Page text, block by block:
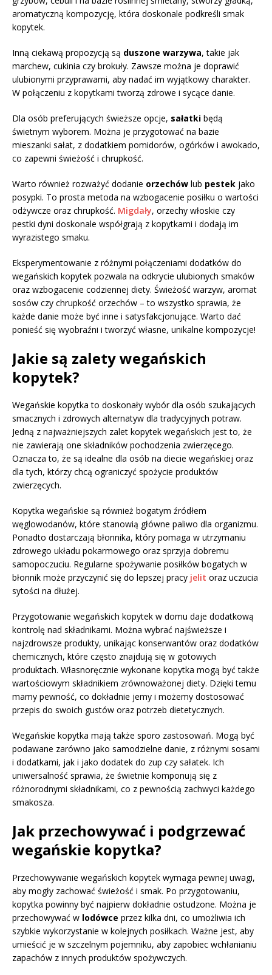
aromatyczną kompozycję, która doskonale podkreśli smak
kopytek.
Inną ciekawą propozycją są duszone warzywa, takie jak
marchew, cukinia czy brokuły. Zawsze można je doprawić
ulubionymi przyprawami, aby nadać im wyjątkowy charakter.
W połączeniu z kopytkami tworzą zdrowe i sycące danie.
Dla osób preferujących świeższe opcje, sałatki będą
świetnym wyborem. Można je przygotować na bazie
mieszanki sałat, z dodatkiem pomidorów, ogórków i awokado,
co zapewni świeżość i chrupkość.
Warto również rozważyć dodanie orzechów lub pestek jako
posypki. To prosta metoda na wzbogacenie posiłku o wartości
odżywcze oraz chrupkość. Migdały, orzechy włoskie czy
pestki dyni doskonale współgrają z kopytkami i dodają im
wyrazistego smaku.
Eksperymentowanie z różnymi połączeniami dodatków do
wegańskich kopytek pozwala na odkrycie ulubionych smaków
oraz wzbogacenie codziennej diety. Świeżość warzyw, aromat
sosów czy chrupkość orzechów – to wszystko sprawia, że
każde danie może być inne i satysfakcjonujące. Warto dać
ponieść się wyobraźni i tworzyć własne, unikalne kompozycje!
Jakie są zalety wegańskich
kopytek?
Wegańskie kopytka to doskonały wybór dla osób szukających
smacznych i zdrowych alternatyw dla tradycyjnych potraw.
Jedną z najważniejszych zalet kopytek wegańskich jest to, że
nie zawierają one składników pochodzenia zwierzęcego.
Oznacza to, że są idealne dla osób na diecie wegańskiej oraz
dla tych, którzy chcą ograniczyć spożycie produktów
zwierzęcych.
Kopytka wegańskie są również bogatym źródłem
węglowodanów, które stanowią główne paliwo dla organizmu.
Ponadto dostarczają błonnika, który pomaga w utrzymaniu
zdrowego układu pokarmowego oraz sprzyja dobremu
samopoczuciu. Regularne spożywanie posiłków bogatych w
błonnik może przyczynić się do lepszej pracy jelit oraz uczucia
sytości na dłużej.
Przygotowanie wegańskich kopytek w domu daje dodatkową
kontrolę nad składnikami. Można wybrać najświeższe i
najzdrowsze produkty, unikając konserwantów oraz dodatków
chemicznych, które często znajdują się w gotowych
produktach. Własnoręcznie wykonane kopytka mogą być także
wartościowym składnikiem zrównoważonej diety. Dzięki temu
mamy pewność, co dokładnie jemy i możemy dostosować
przepis do swoich gustów oraz potrzeb dietetycznych.
Wegańskie kopytka mają także sporo zastosowań. Mogą być
podawane zarówno jako samodzielne danie, z różnymi sosami
i dodatkami, jak i jako dodatek do zup czy sałatek. Ich
uniwersalność sprawia, że świetnie komponują się z
różnorodnymi składnikami, co z pewnością zachwyci każdego
smakosza.
Jak przechowywać i podgrzewać
wegańskie kopytka?
Przechowywanie wegańskich kopytek wymaga pewnej uwagi,
aby mogły zachować świeżość i smak. Po przygotowaniu,
kopytka powinny być najpierw dokładnie ostudzone. Można je
przechowywać w lodówce przez kilka dni, co umożliwia ich
szybkie wykorzystanie w kolejnych posiłkach. Ważne jest, aby
umieścić je w szczelnym pojemniku, aby zapobiec wchłanianiu
zapachów z innych produktów spożywczych.